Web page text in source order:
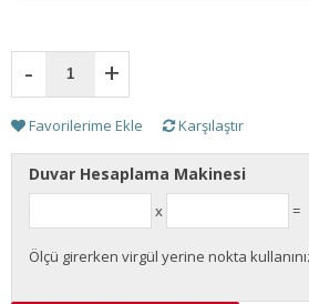
- +
Favorilerime Ekle Karşılaştır
Duvar Hesaplama Makinesi
x =
Ölçü girerken virgül yerine nokta